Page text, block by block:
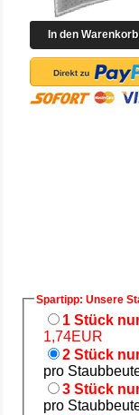
Spartipp: Unsere
1,74EUR
pro
pro